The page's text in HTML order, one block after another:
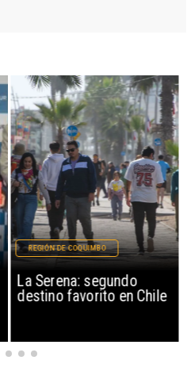
La Serena: segundo
destino favorito en Chile
REGIÓN DE COQUIMBO